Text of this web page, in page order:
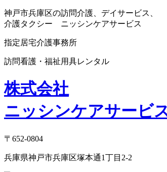
神戸市兵庫区の訪問介護、デイサービス、
介護タクシー ニッシンケアサービス
指定居宅介護事務所
訪問看護・福祉用具レンタル
株式会社
ニッシンケアサービ
〒652-0804
兵庫県神戸市兵庫区塚本通1丁目2-2